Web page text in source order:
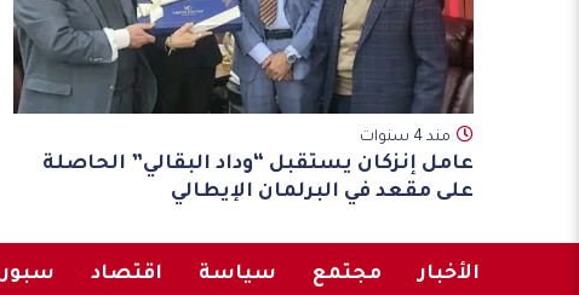
مند 4 سنوات
عامل إنزكان يستقبل “وداد البقالي” الحاصلة
على مقعد في البرلمان الإيطالي
الأخبار مجتمع سياسة اقتصاد سبور